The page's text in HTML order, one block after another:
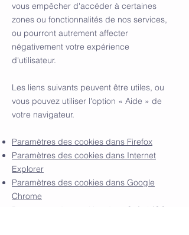
vous empêcher d'accéder à certaines
zones ou fonctionnalités de nos services,
ou pourront autrement affecter
négativement votre expérience
d'utilisateur.
Les liens suivants peuvent être utiles, ou
vous pouvez utiliser l'option « Aide » de
votre navigateur.
Paramètres des cookies dans Firefox
Paramètres des cookies dans Internet
Explorer
Paramètres des cookies dans Google
Chrome
Paramètres des cookies dans Safari (OS